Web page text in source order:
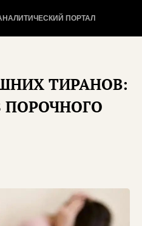
ПОРТАЛ
ТИРАНОВ: